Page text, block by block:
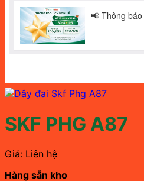
SKF PHG A87
Giá: Liên hệ
Hàng sẵn kho